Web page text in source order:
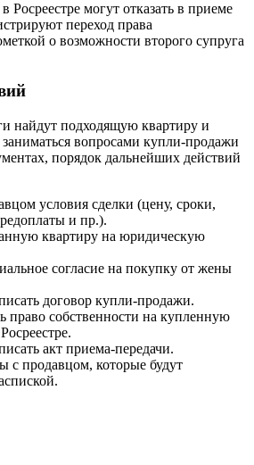
Росреестре могут отказать в приеме
переход права
о возможности второго супруга
найдут подходящую квартиру и
заниматься вопросами купли-продажи
порядок дальнейших действий
условия сделки (цену, сроки,
и пр.).
квартиру на юридическую
согласие на покупку от жены
договор купли-продажи.
право собственности на купленную
акт приема-передачи.
с продавцом, которые будут